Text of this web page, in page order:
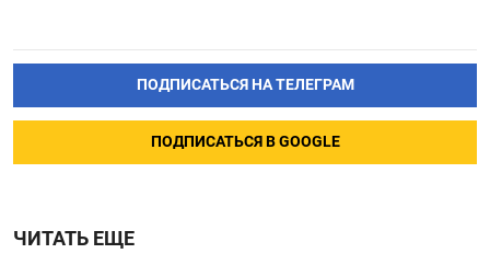
ПОДПИСАТЬСЯ НА ТЕЛЕГРАМ
ПОДПИСАТЬСЯ В GOOGLE
ЧИТАТЬ ЕЩЕ